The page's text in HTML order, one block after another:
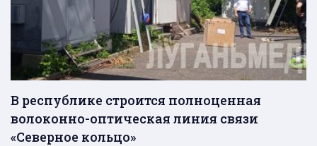
В республике строится полноценная
волоконно-оптическая линия связи
«Северное кольцо»